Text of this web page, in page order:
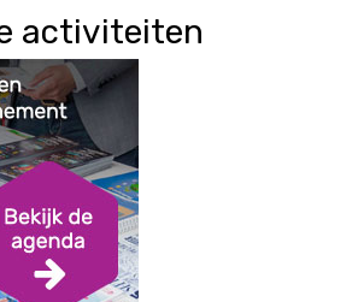
activiteiten